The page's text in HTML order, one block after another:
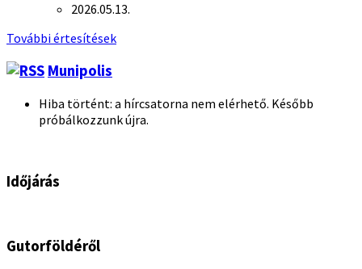
2026.05.13.
További értesítések
Munipolis
Hiba történt: a hírcsatorna nem elérhető. Később
próbálkozzunk újra.
Időjárás
Gutorföldéről